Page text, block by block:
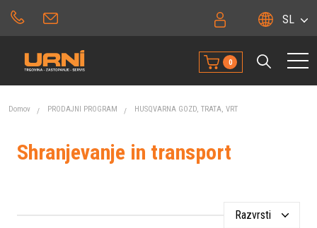
SL
0
Domov PRODAJNI PROGRAM HUSQVARNA GOZD, TRATA, VRT
Shranjevanje in transport
Razvrsti